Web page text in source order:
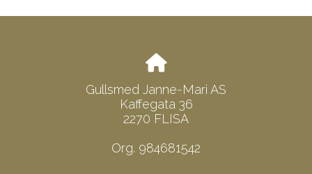
Gullsmed Janne-Mari AS
Kaffegata 36
2270 FLISA
Org. 984681542